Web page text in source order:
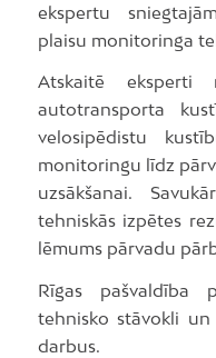
ekspertu
plaisu monitoringa
Atskaitē eksperti
autotransporta
velosipēdistu
monitoringu līdz
uzsākšanai.
tehniskās izpētes
lēmums pārvadu
Rīgas pašvaldība
tehnisko stāvokli
darbus.